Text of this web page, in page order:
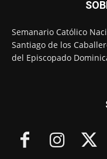
Semanario Católico
Santiago de los
del Episcopado